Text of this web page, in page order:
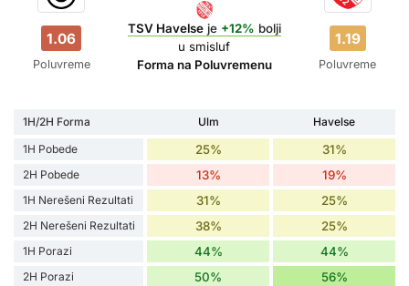
1.06
Poluvreme
TSV Havelseje +12% bolji
u smisluf
Forma na Poluvremenu
1.19
Poluvreme
1H/2H Forma Ulm
Havelse
1H Pobede
25% 31%
2H Pobede 13% 19%
1H Nerešeni Rezultati 31% 25%
2H Nerešeni Rezultati 38% 25%
1H Porazi 44% 44%
2H Porazi 50% 56%